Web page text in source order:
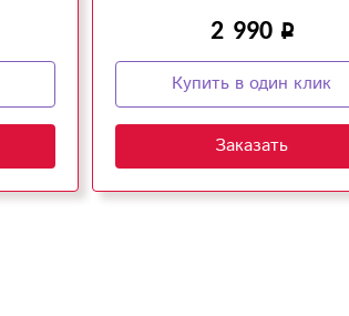
2 990
Купить в один клик
Заказать